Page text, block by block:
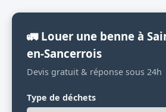
🚛 Louer une benne à
en-Sancerrois
Devis gratuit & réponse sous 24h
Type de déchets